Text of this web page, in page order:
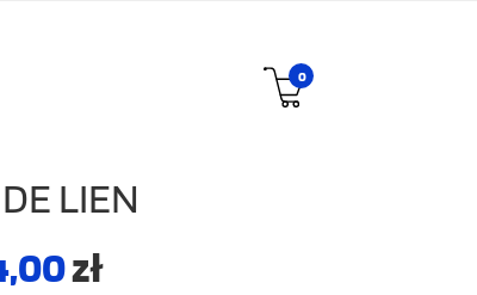
0
LIEN
zł